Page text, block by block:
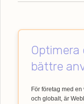
bättre
För företag med
och globalt, är